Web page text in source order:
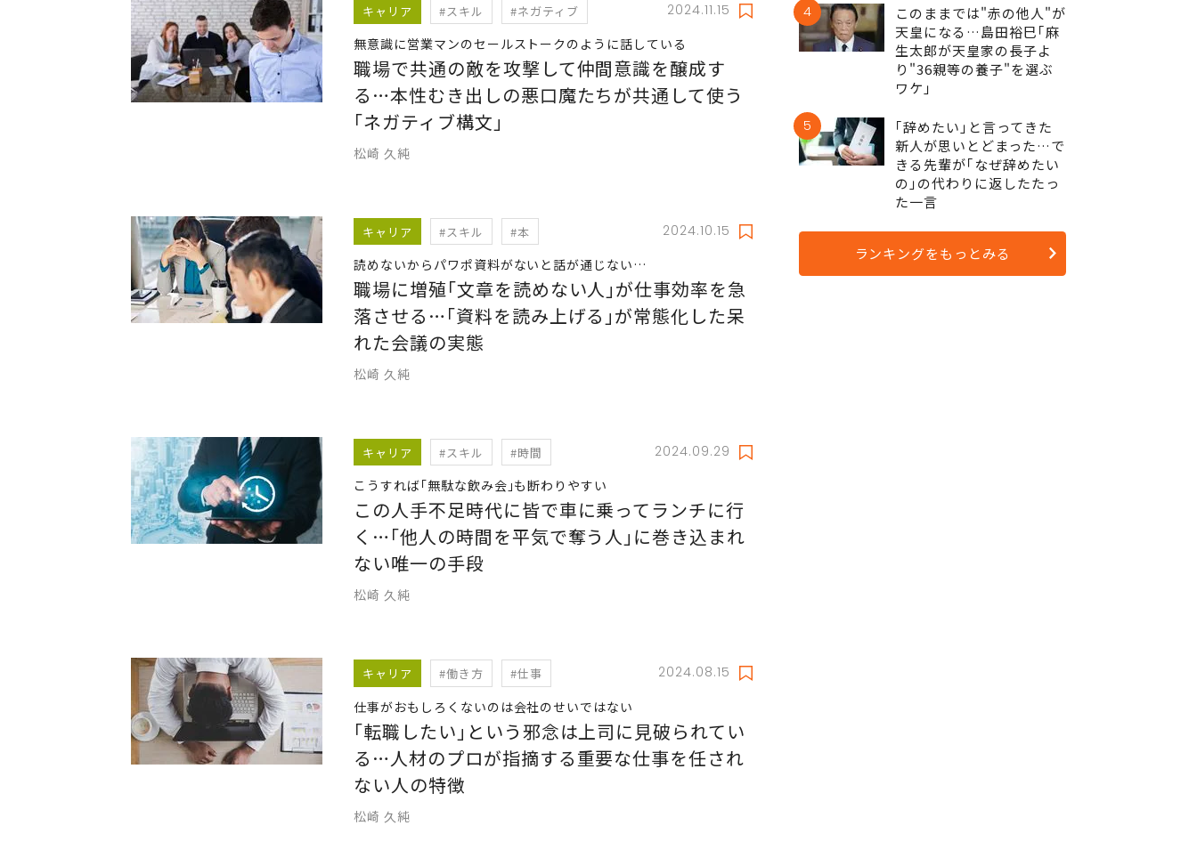
キャリア #スキル #ネガティブ
2024.11.15
無意識に営業マンのセールストークのように話している
職場で共通の敵を攻撃して仲間意識を醸成す
る…本性むき出しの悪口魔たちが共通して使う
｢ネガティブ構文｣
松崎 久純
キャリア #スキル #本
2024.10.15
読めないからパワポ資料がないと話が通じない…
職場に増殖｢文章を読めない人｣が仕事効率を急
落させる…｢資料を読み上げる｣が常態化した呆
れた会議の実態
松崎 久純
キャリア #スキル #時間
2024.09.29
こうすれば｢無駄な飲み会｣も断わりやすい
この人手不足時代に皆で車に乗ってランチに行
く…｢他人の時間を平気で奪う人｣に巻き込まれ
ない唯一の手段
松崎 久純
キャリア #働き方 #仕事
2024.08.15
仕事がおもしろくないのは会社のせいではない
｢転職したい｣という邪念は上司に見破られてい
る…人材のプロが指摘する重要な仕事を任され
ない人の特徴
松崎 久純
4
このままでは"赤の他人"が
天皇になる…島田裕巳｢麻
生太郎が天皇家の長子よ
り"36親等の養子"を選ぶ
ワケ｣
5
｢辞めたい｣と言ってきた
新人が思いとどまった…で
きる先輩が｢なぜ辞めたい
の｣の代わりに返したたっ
た一言
ランキングをもっとみる